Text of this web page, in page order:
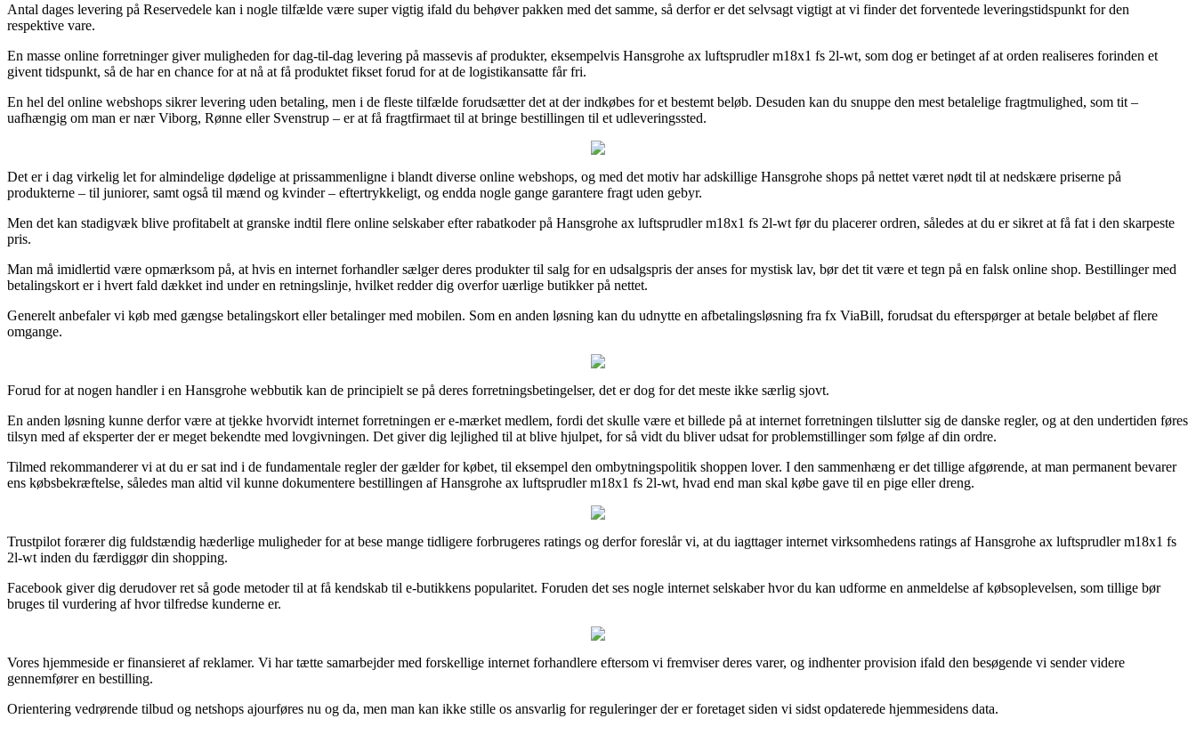
Antal dages levering på Reservedele kan i nogle tilfælde være super vigtig ifald du behøver pakken med det samme, så derfor er det selvsagt vigtigt at vi finder det forventede leveringstidspunkt for den
respektive vare.
En masse online forretninger giver muligheden for dag-til-dag levering på massevis af produkter, eksempelvis Hansgrohe ax luftsprudler m18x1 fs 2l-wt, som dog er betinget af at orden realiseres forinden et
givent tidspunkt, så de har en chance for at nå at få produktet fikset forud for at de logistikansatte får fri.
En hel del online webshops sikrer levering uden betaling, men i de fleste tilfælde forudsætter det at der indkøbes for et bestemt beløb. Desuden kan du snuppe den mest betalelige fragtmulighed, som tit –
uafhængig om man er nær Viborg, Rønne eller Svenstrup – er at få fragtfirmaet til at bringe bestillingen til et udleveringssted.
Det er i dag virkelig let for almindelige dødelige at prissammenligne i blandt diverse online webshops, og med det motiv har adskillige Hansgrohe shops på nettet været nødt til at nedskære priserne på
produkterne – til juniorer, samt også til mænd og kvinder – eftertrykkeligt, og endda nogle gange garantere fragt uden gebyr.
Men det kan stadigvæk blive profitabelt at granske indtil flere online selskaber efter rabatkoder på Hansgrohe ax luftsprudler m18x1 fs 2l-wt før du placerer ordren, således at du er sikret at få fat i den skarpeste
pris.
Man må imidlertid være opmærksom på, at hvis en internet forhandler sælger deres produkter til salg for en udsalgspris der anses for mystisk lav, bør det tit være et tegn på en falsk online shop. Bestillinger med
betalingskort er i hvert fald dækket ind under en retningslinje, hvilket redder dig overfor uærlige butikker på nettet.
Generelt anbefaler vi køb med gængse betalingskort eller betalinger med mobilen. Som en anden løsning kan du udnytte en afbetalingsløsning fra fx ViaBill, forudsat du efterspørger at betale beløbet af flere
omgange.
Forud for at nogen handler i en Hansgrohe webbutik kan de principielt se på deres forretningsbetingelser, det er dog for det meste ikke særlig sjovt.
En anden løsning kunne derfor være at tjekke hvorvidt internet forretningen er e-mærket medlem, fordi det skulle være et billede på at internet forretningen tilslutter sig de danske regler, og at den undertiden føres
tilsyn med af eksperter der er meget bekendte med lovgivningen. Det giver dig lejlighed til at blive hjulpet, for så vidt du bliver udsat for problemstillinger som følge af din ordre.
Tilmed rekommanderer vi at du er sat ind i de fundamentale regler der gælder for købet, til eksempel den ombytningspolitik shoppen lover. I den sammenhæng er det tillige afgørende, at man permanent bevarer
ens købsbekræftelse, således man altid vil kunne dokumentere bestillingen af Hansgrohe ax luftsprudler m18x1 fs 2l-wt, hvad end man skal købe gave til en pige eller dreng.
Trustpilot forærer dig fuldstændig hæderlige muligheder for at bese mange tidligere forbrugeres ratings og derfor foreslår vi, at du iagttager internet virksomhedens ratings af Hansgrohe ax luftsprudler m18x1 fs
2l-wt inden du færdiggør din shopping.
Facebook giver dig derudover ret så gode metoder til at få kendskab til e-butikkens popularitet. Foruden det ses nogle internet selskaber hvor du kan udforme en anmeldelse af købsoplevelsen, som tillige bør
bruges til vurdering af hvor tilfredse kunderne er.
Vores hjemmeside er finansieret af reklamer. Vi har tætte samarbejder med forskellige internet forhandlere eftersom vi fremviser deres varer, og indhenter provision ifald den besøgende vi sender videre
gennemfører en bestilling.
Orientering vedrørende tilbud og netshops ajourføres nu og da, men man kan ikke stille os ansvarlig for reguleringer der er foretaget siden vi sidst opdaterede hjemmesidens data.